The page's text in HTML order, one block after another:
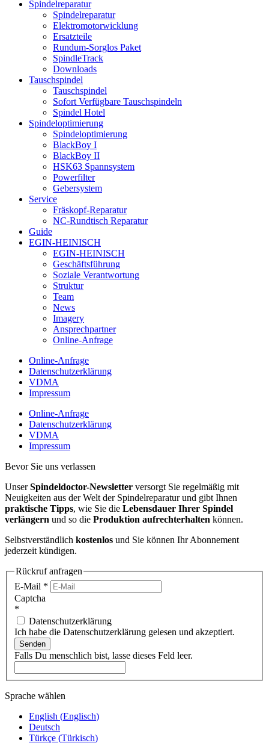
Spindelreparatur
Spindelreparatur
Elektromotorwicklung
Ersatzteile
Rundum-Sorglos Paket
SpindleTrack
Downloads
Tauschspindel
Tauschspindel
Sofort Verfügbare Tauschspindeln
Spindel Hotel
Spindeloptimierung
Spindeloptimierung
BlackBoy I
BlackBoy II
HSK63 Spannsystem
Powerfilter
Gebersystem
Service
Fräskopf-Reparatur
NC-Rundtisch Reparatur
Guide
EGIN-HEINISCH
EGIN-HEINISCH
Geschäftsführung
Soziale Verantwortung
Struktur
Team
News
Imagery
Ansprechpartner
Online-Anfrage
Online-Anfrage
Datenschutzerklärung
VDMA
Impressum
Online-Anfrage
Datenschutzerklärung
VDMA
Impressum
Bevor Sie uns verlassen
UnserSpindeldoctor-Newsletter versorgt Sie regelmäßig mit
Neuigkeiten aus der Welt der Spindelreparatur und gibt Ihnen
praktische Tipps, wie Sie die Lebensdauer Ihrer Spindel
verlängern und so die Produktion aufrechterhalten können.
Selbstverständlich kostenlos und Sie können Ihr Abonnement
jederzeit kündigen.
Rückruf anfragen
E-Mail *
Captcha
*
Datenschutzerklärung
Ich habe die Datenschutzerklärung gelesen und akzeptiert.
Senden
Falls Du menschlich bist, lasse dieses Feld leer.
Sprache wählen
English (Englisch)
Deutsch
Türkçe (Türkisch)